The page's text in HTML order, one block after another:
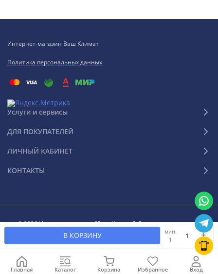
В КОРЗИНУ
мин.
1
Интернет-магазин Ваш Климат
Политика персональных данных
Услуги и сервисы
ДЛЯ ПОКУПАТЕЛЕЙ
ЛИЧНЫЙ КАБИНЕТ
КОНТАКТЫ
© 2026 Интернет-магазин "Ваш Климат". Все права защищены
Главная Каталог Корзина Избранное Вход